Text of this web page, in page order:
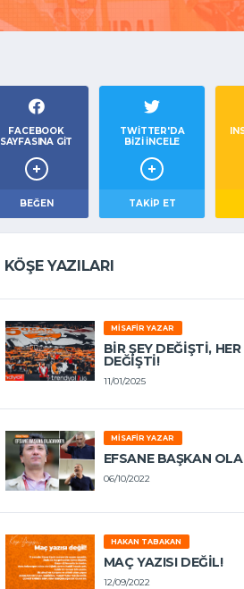
FACEBOOK
SAYFASINA GIT
BEĞEN
TWITTER'DA
BIZI İNCELE
TAKIP ET
KÖŞE YAZILARI
MISAFIR YAZAR
BIR ŞEY DEĞIŞTI, HER
DEĞIŞTI!
11/01/2025
MISAFIR YAZAR
EFSANE BAŞKAN
06/10/2022
HAKAN TABAKAN
MAÇ YAZISI DEĞİL!
12/09/2022